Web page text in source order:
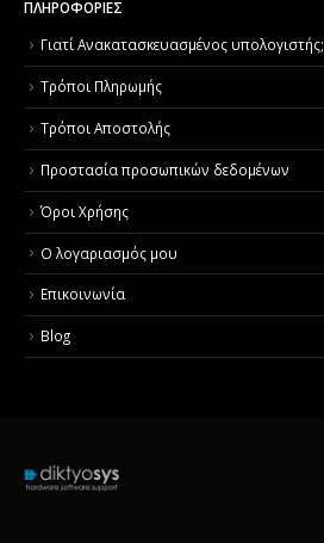
ΠΛΗΡΟΦΟΡΙΕΣ
Γιατί Aνακατασκευασμένος υπολογιστής;
Τρόποι Πληρωμής
Τρόποι Αποστολής
Προστασία προσωπικών δεδομένων
Όροι Χρήσης
Ο λογαριασμός μου
Επικοινωνία
Blog